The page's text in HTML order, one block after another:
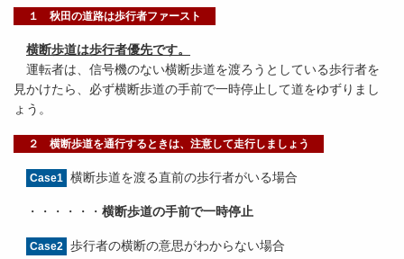
１ 秋田の道路は歩行者ファースト
横断歩道は歩行者優先です。
運転者は、信号機のない横断歩道を渡ろうとしている歩行者を
見かけたら、必ず横断歩道の手前で一時停止して道をゆずりまし
ょう。
２ 横断歩道を通行するときは、注意して走行しましょう
Case1 横断歩道を渡る直前の歩行者がいる場合
・・・・・・ 横断歩道の手前で一時停止
Case2 歩行者の横断の意思がわからない場合